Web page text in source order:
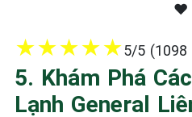
❤️
★★★★★5/5 (1098
5. Khám Phá
Lạnh General